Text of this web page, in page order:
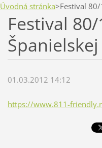
Úvodná stránka>Festival
Festival
01.03.2012 14:12
https://www.811-